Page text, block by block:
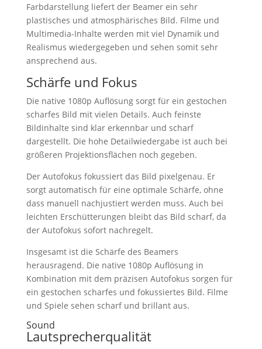
Farbdarstellung liefert der Beamer ein sehr
plastisches und atmosphärisches Bild. Filme und
Multimedia-Inhalte werden mit viel Dynamik und
Realismus wiedergegeben und sehen somit sehr
ansprechend aus.
Schärfe und Fokus
Die native 1080p Auflösung sorgt für ein gestochen
scharfes Bild mit vielen Details. Auch feinste
Bildinhalte sind klar erkennbar und scharf
dargestellt. Die hohe Detailwiedergabe ist auch bei
größeren Projektionsflächen noch gegeben.
Der Autofokus fokussiert das Bild pixelgenau. Er
sorgt automatisch für eine optimale Schärfe, ohne
dass manuell nachjustiert werden muss. Auch bei
leichten Erschütterungen bleibt das Bild scharf, da
der Autofokus sofort nachregelt.
Insgesamt ist die Schärfe des Beamers
herausragend. Die native 1080p Auflösung in
Kombination mit dem präzisen Autofokus sorgen für
ein gestochen scharfes und fokussiertes Bild. Filme
und Spiele sehen scharf und brillant aus.
Sound
Lautsprecherqualität